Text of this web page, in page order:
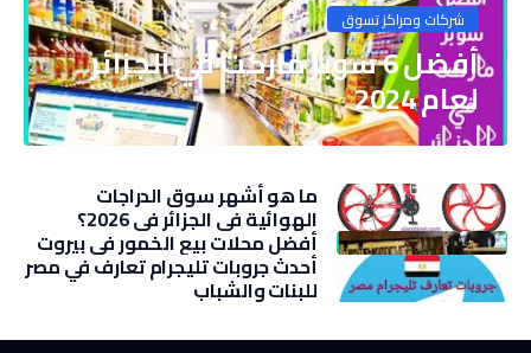
شركات ومراكز تسوق
أفضل 6 سوبر ماركت في الجزائر
لعام 2024
ما هو أشهر سوق الدراجات
الهوائية في الجزائر في 2026؟
أفضل محلات بيع الخمور في بيروت
أحدث جروبات تليجرام تعارف في مصر
للبنات والشباب